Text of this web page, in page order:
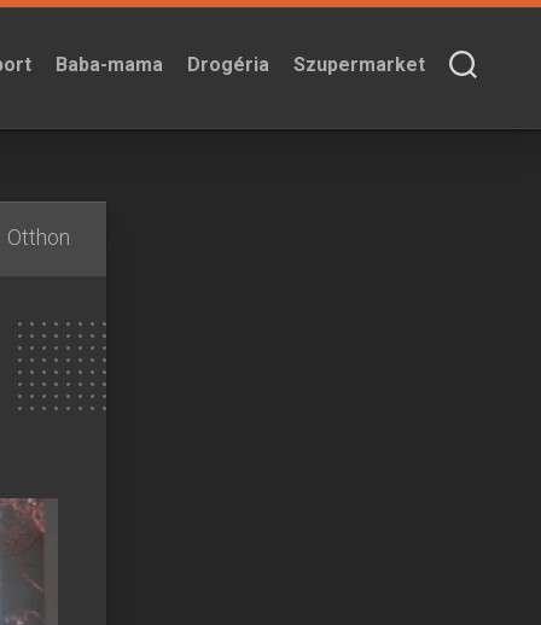
Baba-mama Drogéria Szupermarket
Otthon